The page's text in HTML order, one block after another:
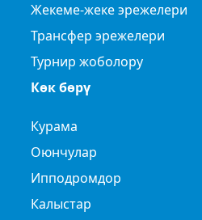
Жекеме-жеке эрежелери
Трансфер эрежелери
Турнир жоболору
Көк бөрү
Курама
Оюнчулар
Ипподромдор
Калыстар